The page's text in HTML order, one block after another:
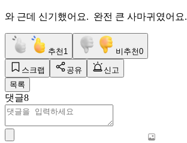
와 근데 신기했어요. 완전 큰 사마귀였어요.
추천 1 비추천0
스크랩 공유
신고
목록
댓글8